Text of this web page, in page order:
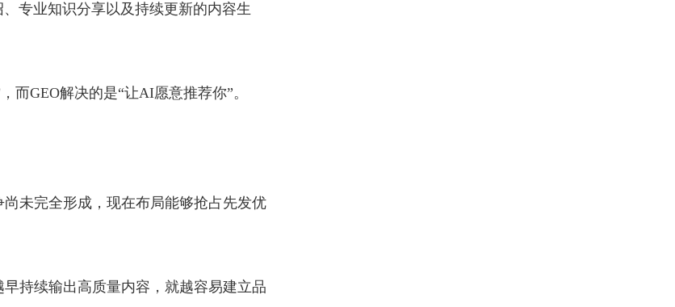
专业知识分享以及持续更新的内容生
GEO解决的是“让AI愿意推荐你”。
未完全形成，现在布局能够抢占先发优
续输出高质量内容，就越容易建立品